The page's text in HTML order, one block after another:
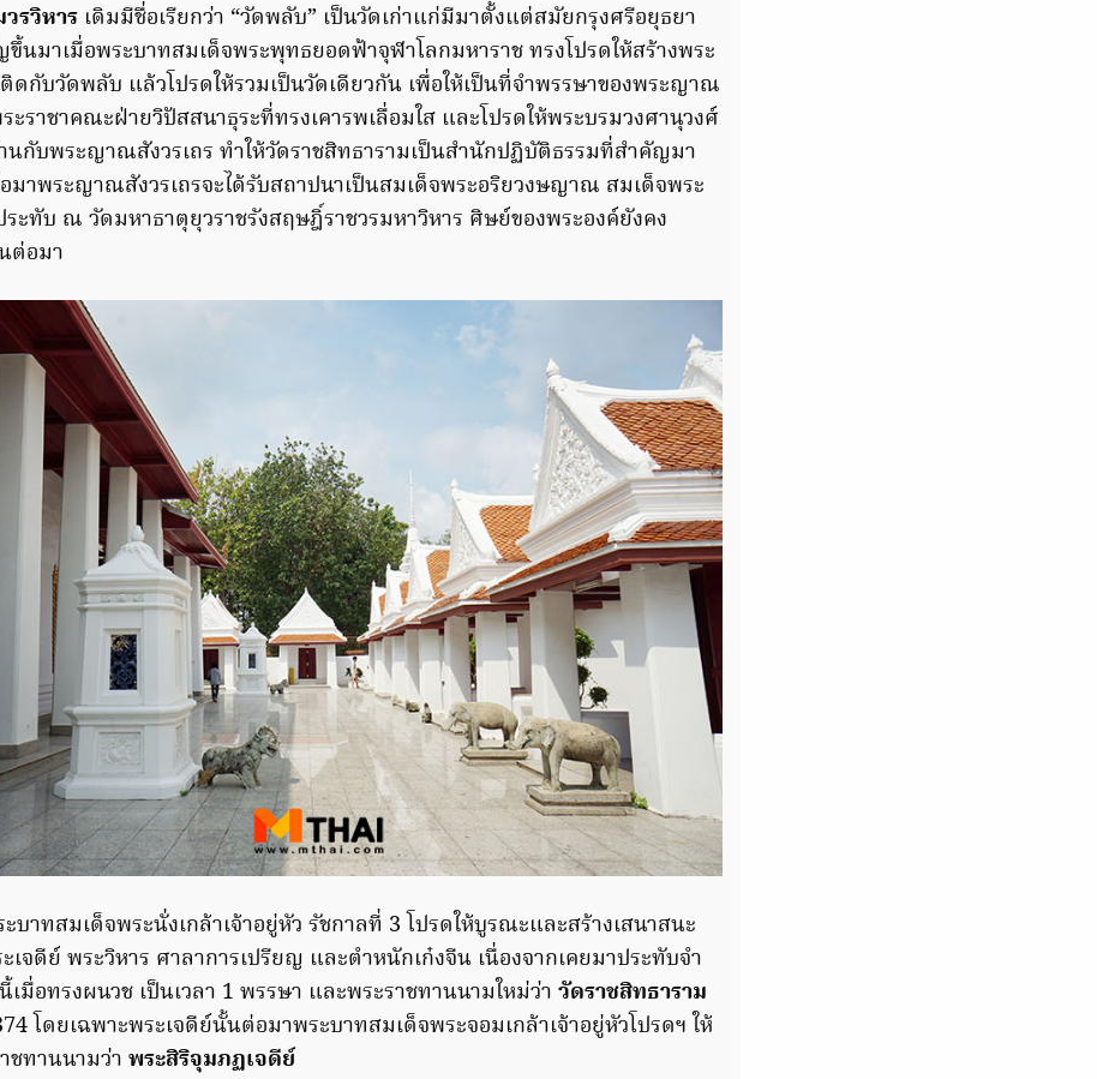
รวิหาร เดิมมีชื่อเรียกว่า “วัดพลับ” เป็นวัดเก่าแก่มีมาตั้งแต่สมัยกรุงศรีอยุธยา
นมาเมื่อพระบาทสมเด็จพระพุทธยอดฟ้าจุฬาโลกมหาราช ทรงโปรดให้สร้างพระ
ดกับวัดพลับ แล้วโปรดให้รวมเป็นวัดเดียวกัน เพื่อให้เป็นที่จำพรรษาของพระญาณ
ะราชาคณะฝ่ายวิปัสสนาธุระที่ทรงเคารพเลื่อมใส และโปรดให้พระบรมวงศานุวงศ์
นกับพระญาณสังวรเถร ทำให้วัดราชสิทธารามเป็นสำนักปฏิบัติธรรมที่สำคัญมา
าพระญาณสังวรเถรจะได้รับสถาปนาเป็นสมเด็จพระอริยวงษญาณ สมเด็จพระ
ระทับ ณ วัดมหาธาตุยุวราชรังสฤษฎิ์ราชวรมหาวิหาร ศิษย์ของพระองค์ยังคง
ต่อมา
บาทสมเด็จพระนั่งเกล้าเจ้าอยู่หัว รัชกาลที่ 3 โปรดให้บูรณะและสร้างเสนาสนะ
เจดีย์ พระวิหาร ศาลาการเปรียญ และตำหนักเก๋งจีน เนื่องจากเคยมาประทับจำ
มื่อทรงผนวช เป็นเวลา 1 พรรษา และพระราชทานนามใหม่ว่า วัดราชสิทธาราม
โดยเฉพาะพระเจดีย์นั้นต่อมาพระบาทสมเด็จพระจอมเกล้าเจ้าอยู่หัวโปรดฯ ให้
ทานนามว่า พระสิริจุมภฏเจดีย์